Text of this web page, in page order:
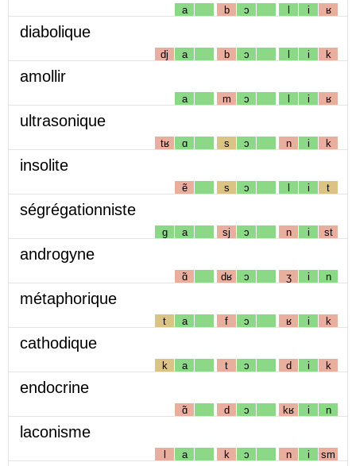
a b ɔ l i ʁ
diabolique
dj a b ɔ l i k
amollir
a m ɔ l i ʁ
ultrasonique
tʁ ɑ s ɔ n i k
insolite
ẽ s ɔ l i t
ségrégationniste
g a sj ɔ n i st
androgyne
ɑ̃ dʁ ɔ ʒ i n
métaphorique
t a f ɔ ʁ i k
cathodique
k a t ɔ d i k
endocrine
ɑ̃ d ɔ kʁ i n
laconisme
l a k ɔ n i sm